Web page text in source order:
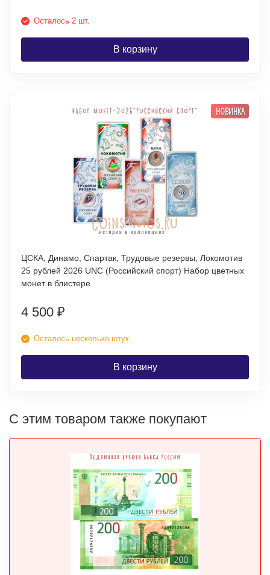
Осталось 2 шт.
В корзину
НОВИНКА
ЦСКА, Динамо, Спартак, Трудовые резервы, Локомотив
25 рублей 2026 UNC (Российский спорт) Набор цветных
монет в блистере
4 500 ₽
Осталось несколько штук
В корзину
С этим товаром также покупают